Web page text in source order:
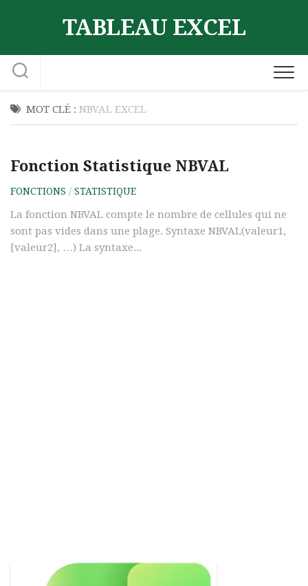
TABLEAU EXCEL
MOT CLÉ : NBVAL EXCEL
Fonction Statistique NBVAL
FONCTIONS / STATISTIQUE
La fonction NBVAL compte le nombre de cellules qui ne
sont pas vides dans une plage. Syntaxe NBVAL(valeur1,
[valeur2], …) La syntaxe...